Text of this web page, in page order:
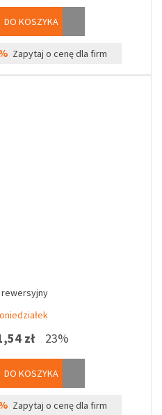
DO KOSZYKA
Zapytaj o cenę dla firm
rewersyjny
zł 23%
DO KOSZYKA
Zapytaj o cenę dla firm